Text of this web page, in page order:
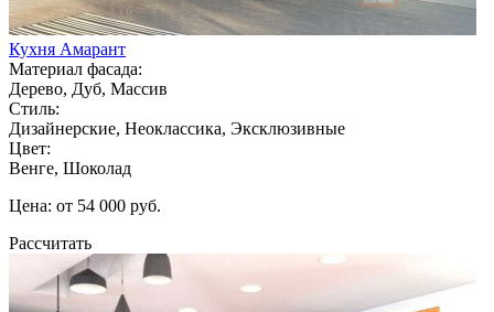
Кухня Амарант
Материал фасада:
Дерево, Дуб, Массив
Стиль:
Дизайнерские, Неоклассика, Эксклюзивные
Цвет:
Венге, Шоколад
Цена: от 54 000 руб.
Рассчитать